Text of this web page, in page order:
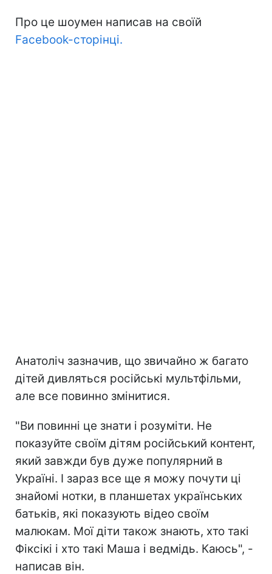
Про це шоумен написав на своїй
Facebook-сторінці.
Анатоліч зазначив, що звичайно ж багато
дітей дивляться російські мультфільми,
але все повинно змінитися.
"Ви повинні це знати і розуміти. Не
показуйте своїм дітям російський контент,
який завжди був дуже популярний в
Україні. І зараз все ще я можу почути ці
знайомі нотки, в планшетах українських
батьків, які показують відео своїм
малюкам. Мої діти також знають, хто такі
Фіксікі і хто такі Маша і ведмідь. Каюсь", -
написав він.